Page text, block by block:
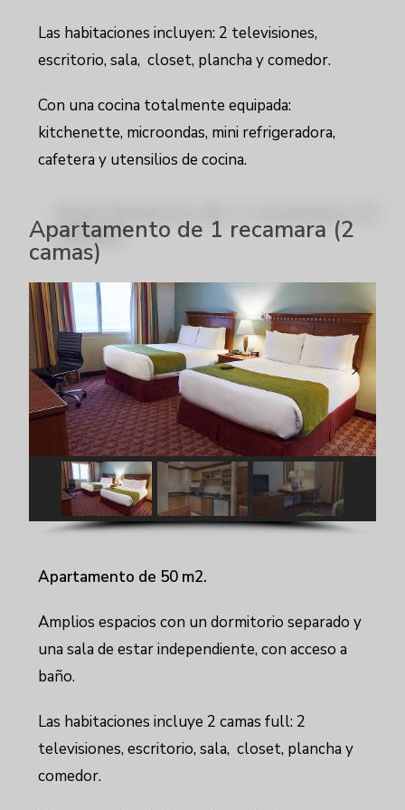
Las habitaciones incluyen: 2 televisiones,
escritorio, sala, closet, plancha y comedor.
Con una cocina totalmente equipada:
kitchenette, microondas, mini refrigeradora,
cafetera y utensilios de cocina.
Apartamento de 1 recamara (2
camas)
Apartamento de 50 m2.
Amplios espacios con un dormitorio separado y
una sala de estar independiente, con acceso a
baño.
Las habitaciones incluye 2 camas full: 2
televisiones, escritorio, sala, closet, plancha y
comedor.